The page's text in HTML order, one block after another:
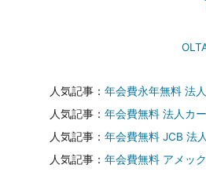
人気記事： 年会費永年無料 法
人気記事： 年会費無料 法人カ
人気記事： 年会費無料 JCB 法
人気記事： 年会費無料 アメッ